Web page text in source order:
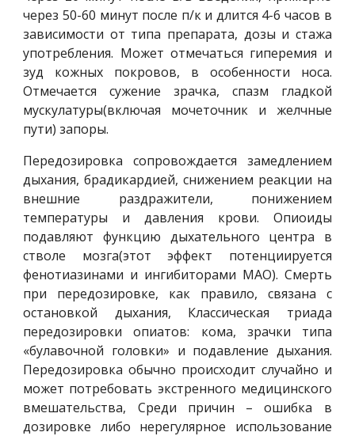
через 50-60 минут после п/к и длится 4-6 часов в
зависимости от типа препарата, дозы и стажа
употребления. Может отмечаться гиперемия и
зуд кожных покровов, в особенности носа.
Отмечается сужение зрачка, спазм гладкой
мускулатуры(включая мочеточник и желчные
пути) запоры.
Передозировка сопровождается замедлением
дыхания, брадикардией, снижением реакции на
внешние раздражители, понижением
температуры и давления крови. Опиоиды
подавляют функцию дыхательного центра в
стволе мозга(этот эффект потенциируется
фенотиазинами и ингибиторами МАО). Смерть
при передозировке, как правило, связана с
остановкой дыхания, Классическая триада
передозировки опиатов: кома, зрачки типа
«булавочной головки» и подавление дыхания.
Передозировка обычно происходит случайно и
может потребовать экстренного медицинского
вмешательства, Среди причин – ошибка в
дозировке либо нерегулярное использование